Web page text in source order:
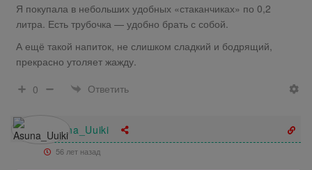
Я покупала в небольших удобных «стаканчиках» по 0,2
литра. Есть трубочка — удобно брать с собой.
А ещё такой напиток, не слишком сладкий и бодрящий,
прекрасно утоляет жажду.
0
Ответить
Asuna_Uuiki
56 лет назад